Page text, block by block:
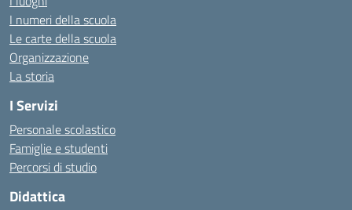
I numeri della scuola
Le carte della scuola
Organizzazione
La storia
I Servizi
Personale scolastico
Famiglie e studenti
Percorsi di studio
Didattica